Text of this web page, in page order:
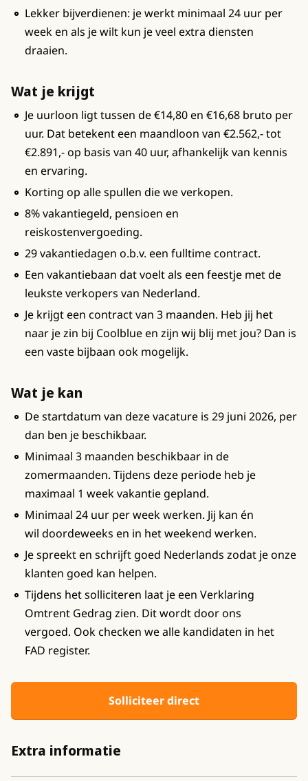
Lekker bijverdienen: je werkt minimaal 24 uur per
week en als je wilt kun je veel extra diensten
draaien.
Wat je krijgt
Je uurloon ligt tussen de €14,80 en €16,68 bruto per
uur. Dat betekent een maandloon van €2.562,- tot
€2.891,- op basis van 40 uur, afhankelijk van kennis
en ervaring.
Korting op alle spullen die we verkopen.
8% vakantiegeld, pensioen en
reiskostenvergoeding.
29 vakantiedagen o.b.v. een fulltime contract.
Een vakantiebaan dat voelt als een feestje met de
leukste verkopers van Nederland.
Je krijgt een contract van 3 maanden. Heb jij het
naar je zin bij Coolblue en zijn wij blij met jou? Dan is
een vaste bijbaan ook mogelijk.
Wat je kan
De startdatum van deze vacature is 29 juni 2026, per
dan ben je beschikbaar.
Minimaal 3 maanden beschikbaar in de
zomermaanden. Tijdens deze periode heb je
maximaal 1 week vakantie gepland.
Minimaal 24 uur per week werken. Jij kan én
wil doordeweeks en in het weekend werken.
Je spreekt en schrijft goed Nederlands zodat je onze
klanten goed kan helpen.
Tijdens het solliciteren laat je een Verklaring
Omtrent Gedrag zien. Dit wordt door ons
vergoed. Ook checken we alle kandidaten in het
FAD register.
Solliciteer direct
Extra informatie